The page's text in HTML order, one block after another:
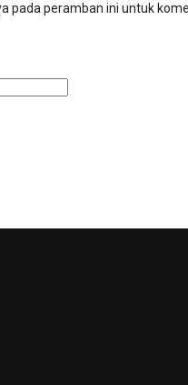
pada peramban ini untuk